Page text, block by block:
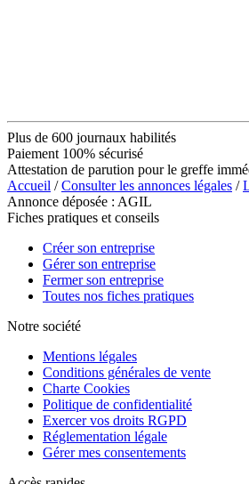
Plus de 600 journaux habilités
Paiement 100% sécurisé
Attestation de parution pour le greffe
Accueil /Consulter les annonces légales /
Annonce déposée : AGIL
Fiches pratiques et conseils
Créer son entreprise
Gérer son entreprise
Fermer son entreprise
Toutes nos fiches pratiques
Notre société
Mentions légales
Conditions générales de vente
Charte Cookies
Politique de confidentialité
Exercer vos droits RGPD
Réglementation légale
Gérer mes consentements